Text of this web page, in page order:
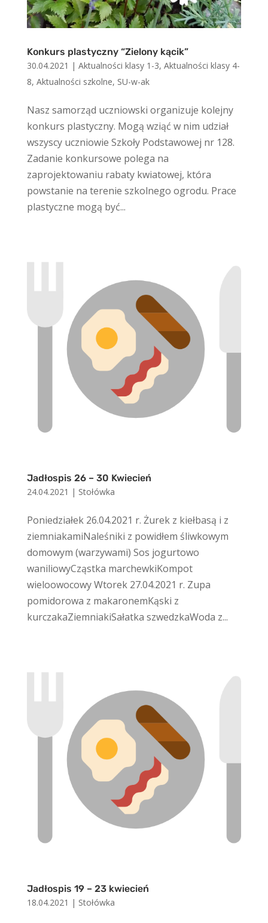
Konkurs plastyczny “Zielony kącik”
30.04.2021 | Aktualności klasy 1-3, Aktualności klasy 4-
8, Aktualności szkolne, SU-w-ak
Nasz samorząd uczniowski organizuje kolejny
konkurs plastyczny. Mogą wziąć w nim udział
wszyscy uczniowie Szkoły Podstawowej nr 128.
Zadanie konkursowe polega na
zaprojektowaniu rabaty kwiatowej, która
powstanie na terenie szkolnego ogrodu. Prace
plastyczne mogą być...
Jadłospis 26 – 30 Kwiecień
24.04.2021 | Stołówka
Poniedziałek 26.04.2021 r. Żurek z kiełbasą i z
ziemniakamiNaleśniki z powidłem śliwkowym
domowym (warzywami) Sos jogurtowo
waniliowyCząstka marchewkiKompot
wieloowocowy Wtorek 27.04.2021 r. Zupa
pomidorowa z makaronemKąski z
kurczakaZiemniakiSałatka szwedzkaWoda z...
Jadłospis 19 – 23 kwiecień
18.04.2021 | Stołówka